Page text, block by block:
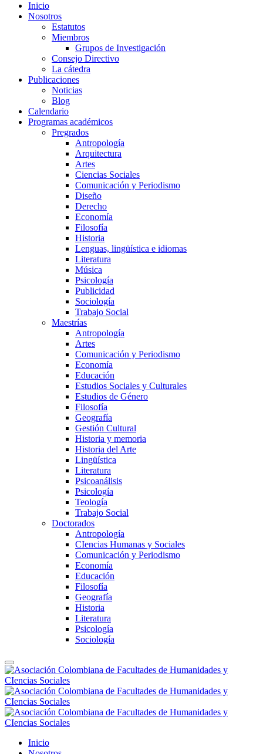
Inicio
Nosotros
Estatutos
Miembros
Grupos de Investigación
Consejo Directivo
La cátedra
Publicaciones
Noticias
Blog
Calendario
Programas académicos
Pregrados
Antropología
Arquitectura
Artes
Ciencias Sociales
Comunicación y Periodismo
Diseño
Derecho
Economía
Filosofía
Historia
Lenguas, lingüística e idiomas
Literatura
Música
Psicología
Publicidad
Sociología
Trabajo Social
Maestrías
Antropología
Artes
Comunicación y Periodismo
Economía
Educación
Estudios Sociales y Culturales
Estudios de Género
Filosofía
Geografía
Gestión Cultural
Historia y memoria
Historia del Arte
Lingüística
Literatura
Psicoanálisis
Psicología
Teología
Trabajo Social
Doctorados
Antropología
CIencias Humanas y Sociales
Comunicación y Periodismo
Economía
Educación
Filosofía
Geografía
Historia
Literatura
Psicología
Sociología
Inicio